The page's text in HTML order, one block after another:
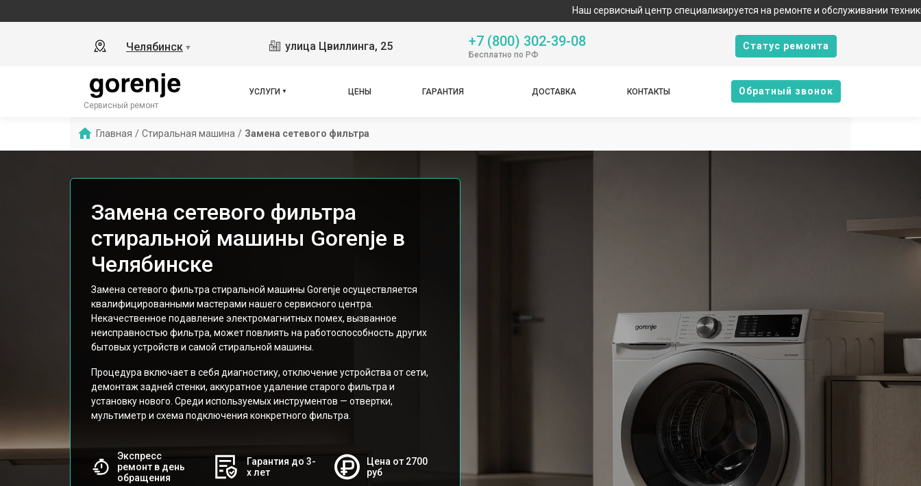
Наш сервисный центр специализируется на ремонте и обслуживании техники Gorenje.
Челябинск ▼ улица Цвиллинга, 25 +7 (800) 302-39-08
Бесплатно по РФ
Cтатус ремонта
Сервисный ремонт
УСЛУГИ ЦЕНЫ ГАРАНТИЯ ДОСТАВКА КОНТАКТЫ Oбратный звонок
Главная / Стиральная машина / Замена сетевого фильтра
Замена сетевого фильтра
стиральной машины Gorenje в
Челябинске
Замена сетевого фильтра стиральной машины Gorenje осуществляется
квалифицированными мастерами нашего сервисного центра.
Некачественное подавление электромагнитных помех, вызванное
неисправностью фильтра, может повлиять на работоспособность других
бытовых устройств и самой стиральной машины.
Процедура включает в себя диагностику, отключение устройства от сети,
демонтаж задней стенки, аккуратное удаление старого фильтра и
установку нового. Среди используемых инструментов — отвертки,
мультиметр и схема подключения конкретного фильтра.
Экспресс
ремонт в день
обращения
Гарантия до 3-
х лет
Цена от 2700
руб